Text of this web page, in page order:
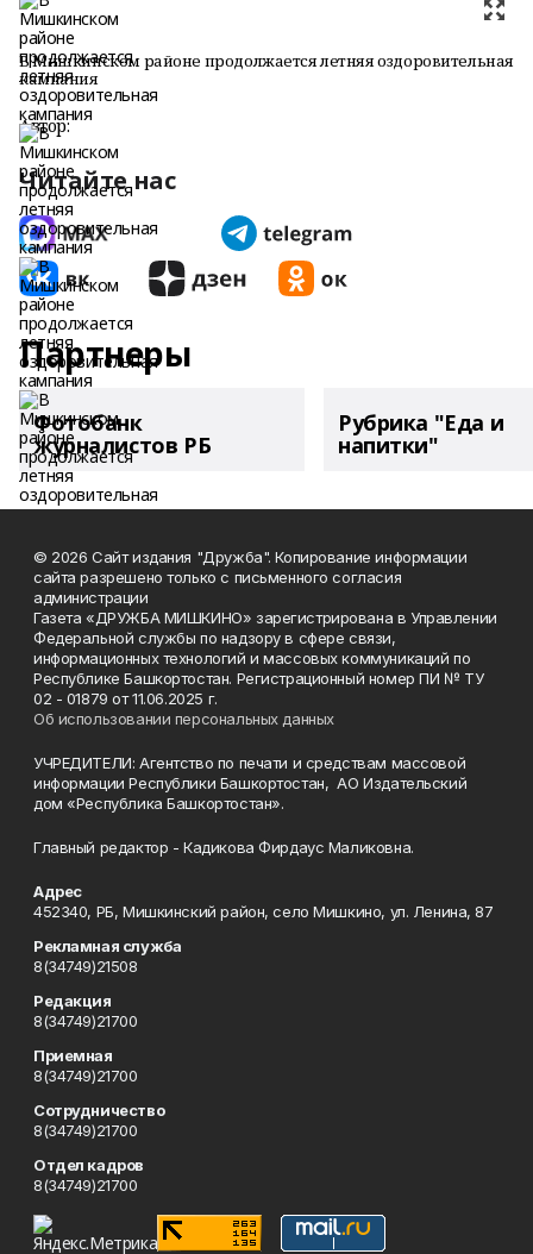
В Мишкинском районе продолжается летняя оздоровительная
кампания
Автор:
Читайте нас
Партнеры
Фотобанк
журналистов РБ
Рубрика "Еда и
напитки"
© 2026 Сайт издания "Дружба". Копирование информации
сайта разрешено только с письменного согласия
администрации
Газета «ДРУЖБА МИШКИНО» зарегистрирована в Управлении
Федеральной службы по надзору в сфере связи,
информационных технологий и массовых коммуникаций по
Республике Башкортостан. Регистрационный номер ПИ № ТУ
02 - 01879 от 11.06.2025 г.
Об использовании персональных данных
УЧРЕДИТЕЛИ: Агентство по печати и средствам массовой
информации Республики Башкортостан, АО Издательский
дом «Республика Башкортостан».
Главный редактор - Кадикова Фирдаус Маликовна.
Адрес
452340, РБ, Мишкинский район, село Мишкино, ул. Ленина, 87
Рекламная служба
8(34749)21508
Редакция
8(34749)21700
Приемная
8(34749)21700
Сотрудничество
8(34749)21700
Отдел кадров
8(34749)21700